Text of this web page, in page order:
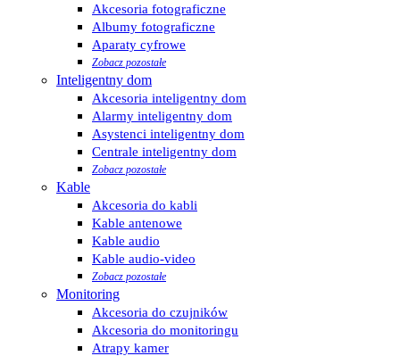
Akcesoria fotograficzne
Albumy fotograficzne
Aparaty cyfrowe
Zobacz pozostałe
Inteligentny dom
Akcesoria inteligentny dom
Alarmy inteligentny dom
Asystenci inteligentny dom
Centrale inteligentny dom
Zobacz pozostałe
Kable
Akcesoria do kabli
Kable antenowe
Kable audio
Kable audio-video
Zobacz pozostałe
Monitoring
Akcesoria do czujników
Akcesoria do monitoringu
Atrapy kamer